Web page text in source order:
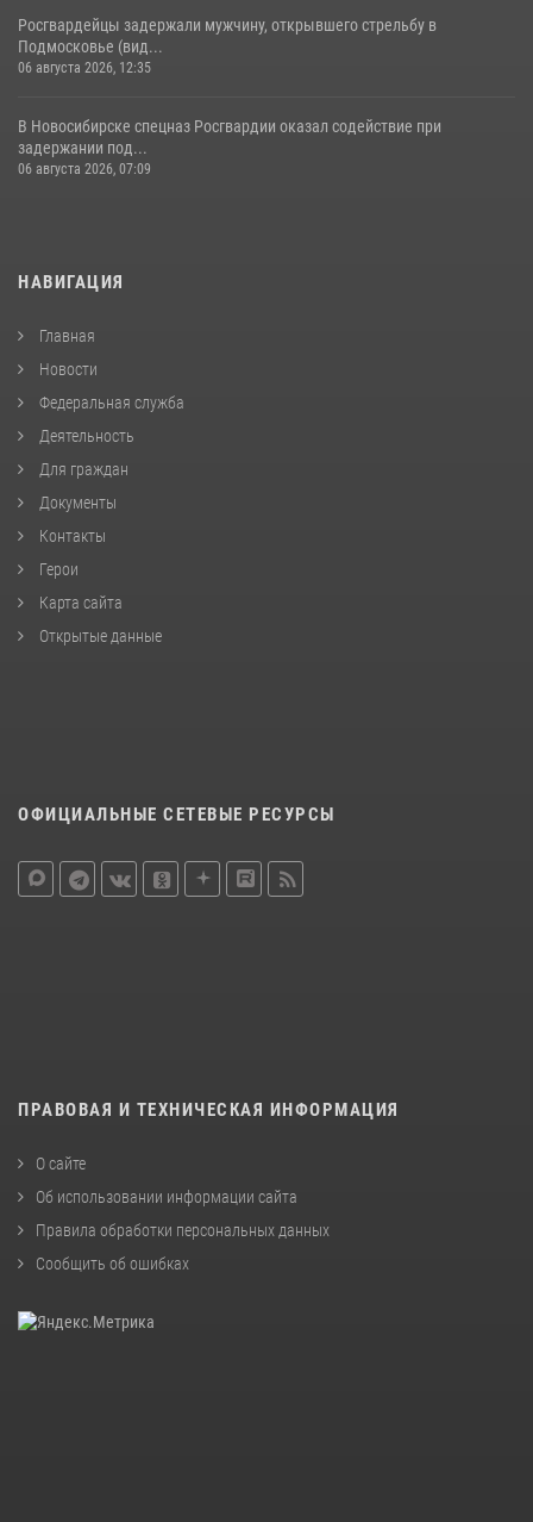
Росгвардейцы задержали мужчину, открывшего стрельбу в
Подмосковье (вид...
06 августа 2026, 12:35
В Новосибирске спецназ Росгвардии оказал содействие при
задержании под...
06 августа 2026, 07:09
НАВИГАЦИЯ
Главная
Новости
Федеральная служба
Деятельность
Для граждан
Документы
Контакты
Герои
Карта сайта
Открытые данные
ОФИЦИАЛЬНЫЕ СЕТЕВЫЕ РЕСУРСЫ
ПРАВОВАЯ И ТЕХНИЧЕСКАЯ ИНФОРМАЦИЯ
О сайте
Об использовании информации сайта
Правила обработки персональных данных
Сообщить об ошибках